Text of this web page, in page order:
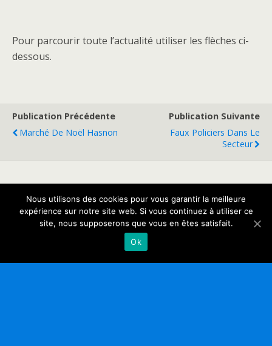
Pour parcourir toute l’actualité utiliser les flèches ci-
dessous.
Publication Précédente
Marché De Noël Hasnon
Publication Suivante
Faux Policiers Dans Le
Secteur
Retour au début
Mobile Bureau
Nous utilisons des cookies pour vous garantir la meilleure
expérience sur notre site web. Si vous continuez à utiliser ce
site, nous supposerons que vous en êtes satisfait.
Ok